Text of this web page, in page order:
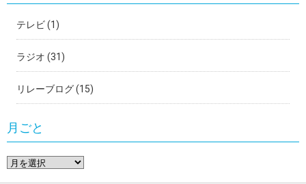
テレビ(1)
ラジオ (31)
リレーブログ(15)
月ごと